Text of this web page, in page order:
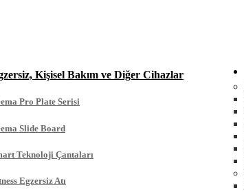
Kişisel Bakım ve Diğer Cihazlar
Pro Plate Serisi
Slide Board
Teknoloji Çantaları
Egzersiz Atı